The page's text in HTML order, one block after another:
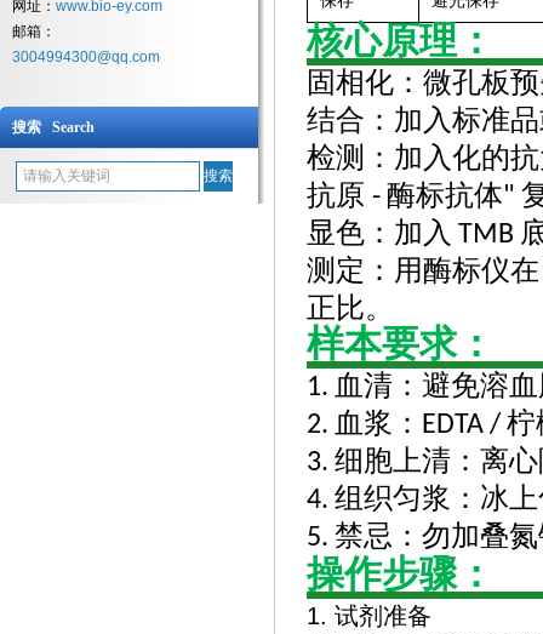
网址： www.bio-ey.com
邮箱：
3004994300@qq.com
搜索 Search
核心原理：
固相化：微孔板
结合：加入标准
检测：加入化的
抗原 - 酶标抗体"
显色：加入 TMB
测定：用酶标仪在
正比。
样本要求：
1. 血清：避免溶
2. 血浆： EDTA / 柠
3. 细胞上清：离
4. 组织匀浆：冰
5. 禁忌：勿加叠
操作步骤：
1. 试剂准备